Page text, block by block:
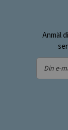
Anmäl
Din
e-